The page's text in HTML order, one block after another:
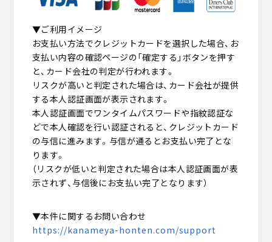
▼ご利用イメージ
お支払い方法でクレジットカードを選択した場合、お
支払い内容の確認ページの「確定する」ボタンを押す
と、カード会社の判定が行われます。
リスクが高いと判定された場合は、カード会社が提供
する本人認証画面が表示されます。
本人認証画面でワンタイムパスワードや指紋認証な
どで本人確認を行い認証されると、クレジットカード
の与信に進みます。与信が通るとお支払い完了とな
ります。
（リスクが低いと判定された場合は本人認証画面が表
示されず、与信後にお支払い完了となります）
▼本件に関するお問い合わせ
https://kanameya-honten.com/support